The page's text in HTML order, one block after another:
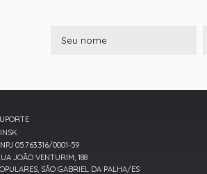
05.763.316/0001-59
JOÃO VENTURIM, 188
SÃO GABRIEL DA PALHA/ES